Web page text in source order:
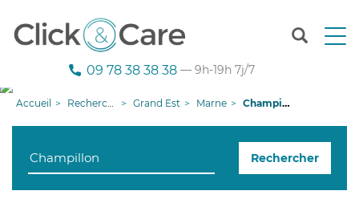
T
n
g
09 78 38 38 38 — 9h-19h 7j/7
Accueil Recherche aide à domicile Grand Est Marne Champillon
Rechercher